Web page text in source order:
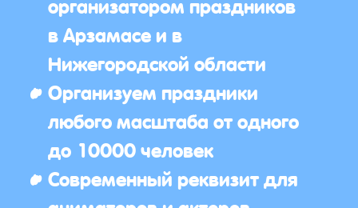
в Арзамасе и в
Нижегородской области
Организуем праздники
любого масштаба от одного
до 10000 человек
Современный реквизит для